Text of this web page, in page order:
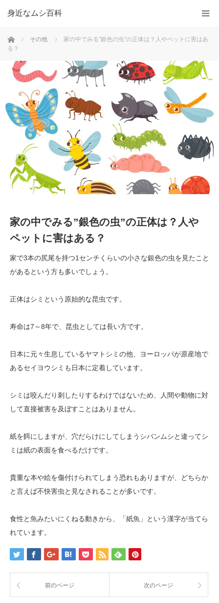
身近なムシ百科
ホーム その他
家の中でみる”銀色の虫”の正体は？人やペットに害はあ
る？
家の中でみる”銀色の虫”の正体は？人や
ペットに害はある？
家で3本の尻尾を持つ1センチくらいの小さな銀色の虫を見たこと
があるという方も多いでしょう。
正体はシミという原始的な昆虫です。
寿命は7～8年で、昆虫としては長い方です。
日本に元々生息しているヤマトシミの他、ヨーロッパが原産地で
あるセイヨウシミも日本に定着しています。
シミは咬んだり刺したりするわけではないため、人間や動物に対
して直接被害を及ぼすことはありません。
紙を餌にしますが、穴だらけにしてしまうシバンムシと違ってシ
ミは紙の表面を食べるだけです。
貴重な本や絵を傷付けられてしまう恐れもありますが、どちらか
と言えば不快害虫と見なされることが多いです。
食性と魚みたいにくねる動きから、「紙魚」という漢字が当てら
れています。
前のページ 次のページ